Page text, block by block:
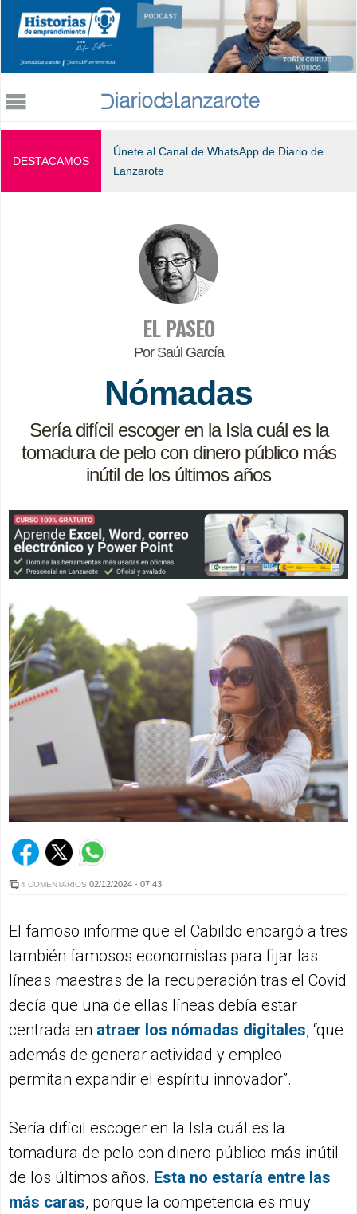
Jump to navigation
DESTACAMOS
Únete al Canal de WhatsApp de Diario de
Lanzarote
EL PASEO
Por Saúl García
Nómadas
Sería difícil escoger en la Isla cuál es la
tomadura de pelo con dinero público más
inútil de los últimos años
4 COMENTARIOS 02/12/2024 - 07:43
El famoso informe que el Cabildo encargó a tres
también famosos economistas para fijar las
líneas maestras de la recuperación tras el Covid
decía que una de ellas líneas debía estar
centrada en atraer los nómadas digitales, “que
además de generar actividad y empleo
permitan expandir el espíritu innovador”.
Sería difícil escoger en la Isla cuál es la
tomadura de pelo con dinero público más inútil
de los últimos años. Esta no estaría entre las
más caras, porque la competencia es muy